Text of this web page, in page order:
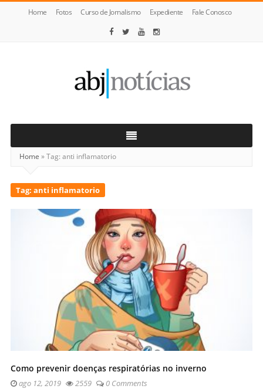
Home Fotos Curso de Jornalismo Expediente Fale Conosco
Notícias
Home »Tag: anti inflamatorio
Tag: anti inflamatorio
Como prevenir doenças respiratórias no inverno
ago 12, 2019 2559
0 Comments